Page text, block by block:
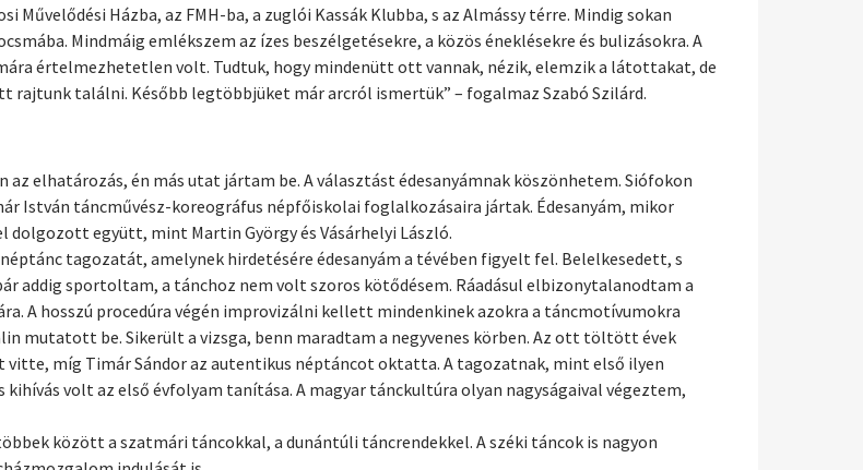
Házba, az FMH-ba, a zuglói Kassák Klubba, s az Almássy térre. Mindig sokan
Mindmáig emlékszem az ízes beszélgetésekre, a közös éneklésekre és bulizásokra. A
értelmezhetetlen volt. Tudtuk, hogy mindenütt ott vannak, nézik, elemzik a látottakat, de
találni. Később legtöbbjüket már arcról ismertük” – fogalmaz Szabó Szilárd.
elhatározás, én más utat jártam be. A választást édesanyámnak köszönhetem. Siófokon
István táncművész-koreográfus népfőiskolai foglalkozásaira jártak. Édesanyám, mikor
együtt, mint Martin György és Vásárhelyi László.
tagozatát, amelynek hirdetésére édesanyám a tévében figyelt fel. Belelkesedett, s
addig sportoltam, a tánchoz nem volt szoros kötődésem. Ráadásul elbizonytalanodtam a
A hosszú procedúra végén improvizálni kellett mindenkinek azokra a táncmotívumokra
mutatott be. Sikerült a vizsga, benn maradtam a negyvenes körben. Az ott töltött évek
vitte, míg Timár Sándor az autentikus néptáncot oktatta. A tagozatnak, mint első ilyen
volt az első évfolyam tanítása. A magyar tánckultúra olyan nagyságaival végeztem,
között a szatmári táncokkal, a dunántúli táncrendekkel. A széki táncok is nagyon